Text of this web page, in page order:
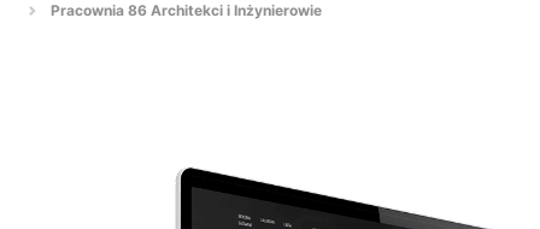
Pracownia 86 Architekci i Inżynierowie